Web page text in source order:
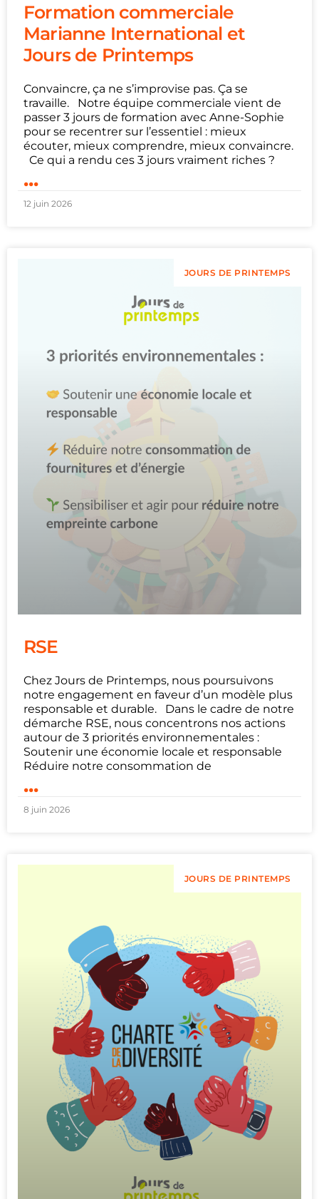
Formation commerciale
Marianne International et
Jours de Printemps
Convaincre, ça ne s’improvise pas. Ça se
travaille. Notre équipe commerciale vient de
passer 3 jours de formation avec Anne-Sophie
pour se recentrer sur l’essentiel : mieux
écouter, mieux comprendre, mieux convaincre.
Ce qui a rendu ces 3 jours vraiment riches ?
...
12 juin 2026
JOURS DE PRINTEMPS
RSE
Chez Jours de Printemps, nous poursuivons
notre engagement en faveur d’un modèle plus
responsable et durable. Dans le cadre de notre
démarche RSE, nous concentrons nos actions
autour de 3 priorités environnementales :
Soutenir une économie locale et responsable
Réduire notre consommation de
...
8 juin 2026
JOURS DE PRINTEMPS